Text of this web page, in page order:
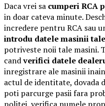
Daca vrei sa cumperi RCA
in doar cateva minute.
incredere pentru RCA sau
introdu datele masinii tale
potriveste noii tale masini.
candverifici datele
inregistrare ale masinii
actul de identitate, dovada
poti parcurge pasii fara